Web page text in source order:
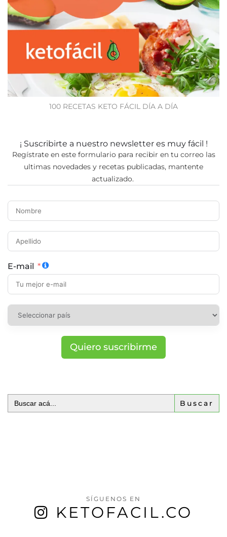
100 RECETAS KETO FÁCIL DÍA A DÍA
¡ Suscribirte a nuestro newsletter es muy fácil !
Regístrate en este formulario para recibir en tu correo las
ultimas novedades y recetas publicadas, mantente
actualizado.
E-mail
Quiero suscribirme
Buscar:
SÍGUENOS EN
KETOFACIL.CO